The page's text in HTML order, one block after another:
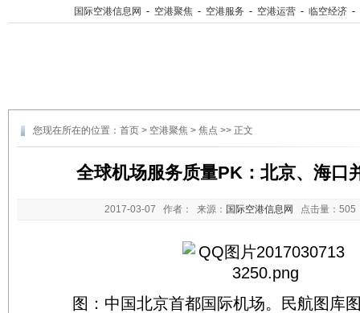
国际空港信息网 - 空港聚焦 - 空港服务 - 空港运营 - 临空经济 -
您现在所在的位置： 首页 > 空港聚焦 > 焦点 >> 正文
全球机场服务质量PK：北京、海口
2017-03-07 作者： 来源： 国际空港信息网 点击量：
图：中国北京首都国际机场。民航图库